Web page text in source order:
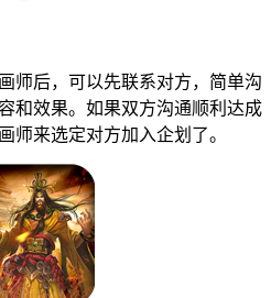
后，可以先联系对方，简单沟
和效果。如果双方沟通顺利达成
师来选定对方加入企划了。